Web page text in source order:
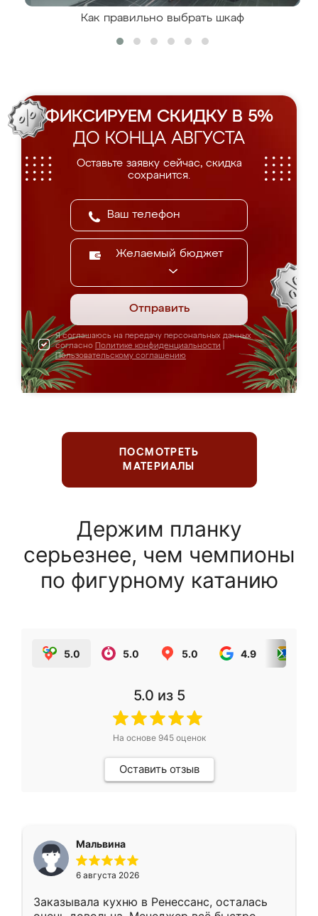
Как правильно выбрать шкаф
ФИКСИРУЕМ СКИДКУ В 5%
ДО КОНЦА АВГУСТА
Оставьте заявку сейчас, скидка
сохранится.
Желаемый бюджет
Отправить
Я соглашаюсь на передачу персональных данных
согласно Политике конфиденциальности
Пользовательскому соглашению
ПОСМОТРЕТЬ
МАТЕРИАЛЫ
Держим планку
серьезнее, чем чемпионы
по фигурному катанию
5.0 5.0 5.0 4.9
5.0 из 5
На основе 945оценок
Оставить отзыв
Мальвина
6 августа 2026
Заказывала кухню в Ренессанс, осталась